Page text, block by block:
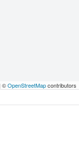
©OpenStreetMapcontributors